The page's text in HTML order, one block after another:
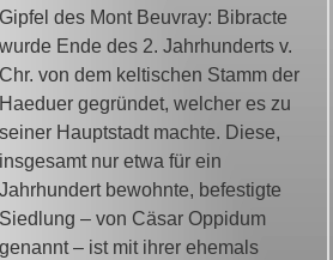
Gipfel des Mont Beuvray: Bibracte
wurde Ende des 2. Jahrhunderts v.
Chr. von dem keltischen Stamm der
Haeduer gegründet, welcher es zu
seiner Hauptstadt machte. Diese,
insgesamt nur etwa für ein
Jahrhundert bewohnte, befestigte
Siedlung – von Cäsar Oppidum
genannt – ist mit ihrer ehemals